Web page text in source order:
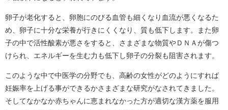
卵子が老化すると、卵胞にのびる血管も細くなり血流が悪くなるた
め、卵子に十分な栄養が行きにくくなり、質も低下します。また卵
子の中で活性酸素が悪さをすると、さまざまな物質やＤＮＡが傷つ
けられ、エネルギーを生む力も低下し卵子の分裂も阻害されます。
このような中で中医学の分野でも、高齢の女性がどのようにすれば
妊娠率を上げる事ができるかさまざまな研究がなされてきました。
そしてなかなか赤ちゃんに恵まれなかった方が適切な漢方薬を服用